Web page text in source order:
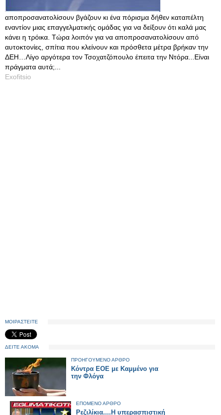
αποπροσανατολίσουν βγάζουν κι ένα πόρισμα δήθεν καταπέλτη
εναντίον μιας επαγγελματικής ομάδας για να δείξουν ότι καλά μας
κάνει η τρόικα. Τώρα λοιπόν για να αποπροσανατολίσουν από
αυτοκτονίες, σπίτια που κλείνουν και πρόσθετα μέτρα βρήκαν την
ΔΕΗ…Λίγο αργότερα τον Τσοχατζόπουλο έπειτα την Ντόρα...Είναι
πράγματα αυτά;...
Exofitsio
ΜΟΙΡΑΣΤΕΙΤΕ
ΔΕΙΤΕ ΑΚΟΜΑ
ΠΡΟΗΓΟΥΜΕΝΟ ΑΡΘΡΟ
Κόντρα ΕΟΕ με Καμμένο για
την Φλόγα
ΕΠΟΜΕΝΟ ΑΡΘΡΟ
Ρεζιλίκια....Η υπερασπιστική